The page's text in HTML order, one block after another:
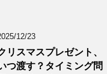
12/23
リスマスプレゼント、
つ渡す？タイミング問